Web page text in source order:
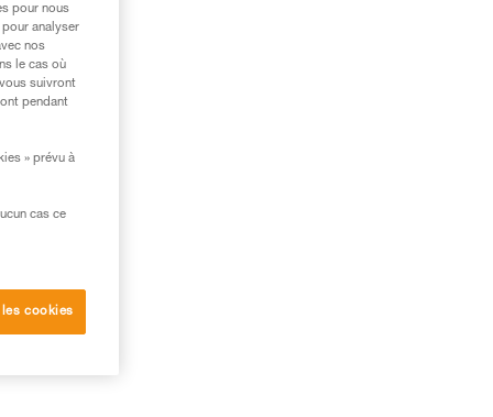
pour nous
analyser
nos
le cas où
suivront
pendant
» prévu à
cas ce
cookies